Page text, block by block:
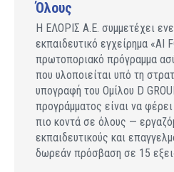
Όλους
Η ΕΛΟΡΙΣ Α.Ε. συμμετέχει
εκπαιδευτικό εγχείρημα «AI
πρωτοποριακό πρόγραμμα
που υλοποιείται υπό τη
υπογραφή του Ομίλου D
προγράμματος είναι να
πιο κοντά σε όλους —
εκπαιδευτικούς και
δωρεάν πρόσβαση σε 15